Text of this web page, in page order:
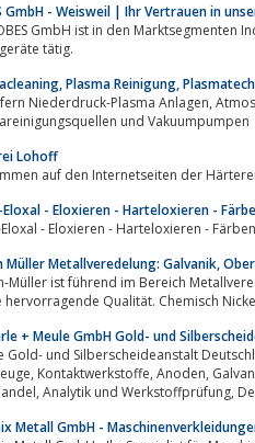
GmbH - Weisweil | Ihr Vertrauen in
GmbH ist in den Marktsegmenten Induktionserwärmung,
tätig.
Plasma Reinigung,
Plasma Anlagen, Atmosphärische Plasma Anlagen, Generatoren, Plasmaindikatoretiketten,
und Vakuumpumpen
Lohoff
auf den Internetseiten der
- Eloxieren - Harteloxieren -
- Eloxieren - Harteloxieren -
Müller Metallveredelung: Galvanik,
Müller ist führend im Bereich
+ Meule GmbH Gold- und
und Silberscheideanstalt Deutschlands. Goldrichtig für
Lohngalvanik, Edelmetallrecycling
und -
Metall GmbH -